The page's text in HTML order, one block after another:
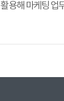
용해 마케팅 업